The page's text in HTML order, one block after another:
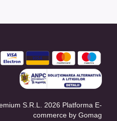
S.R.L. 2026 Platforma E-
commerce by Gomag